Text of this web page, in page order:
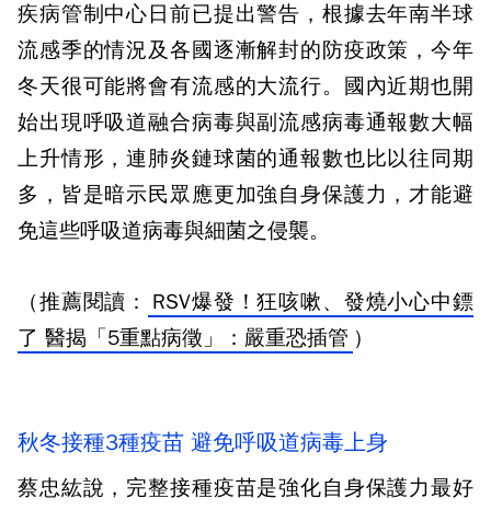
疾病管制中心日前已提出警告，根據去年南半球
流感季的情況及各國逐漸解封的防疫政策，今年
冬天很可能將會有流感的大流行。國內近期也開
始出現呼吸道融合病毒與副流感病毒通報數大幅
上升情形，連肺炎鏈球菌的通報數也比以往同期
多，皆是暗示民眾應更加強自身保護力，才能避
免這些呼吸道病毒與細菌之侵襲。
（推薦閱讀： RSV爆發！狂咳嗽、發燒小心中鏢
了 醫揭「5重點病徵」：嚴重恐插管 ）
秋冬接種3種疫苗 避免呼吸道病毒上身
蔡忠紘說，完整接種疫苗是強化自身保護力最好